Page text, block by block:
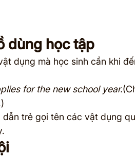
dùng học tập
dụng mà học sinh cần khi
for the new school year.
dẫn trẻ gọi tên các vật dụng